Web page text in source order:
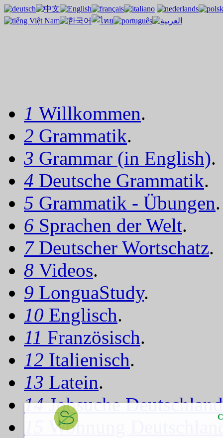
1 Willkommen.
2 Grammatik.
3 Grammar (in English).
4 Deutsche Grammatik.
5 Grammatik - Übungen.
6 Sprachen der Welt.
7 Deutscher Wortschatz.
8 Videos.
9 LonguaStudy.
10 Englisch.
11 Französisch.
12 Italienisch.
13 Latein.
14Jobsuche Deutschland
Wohnung